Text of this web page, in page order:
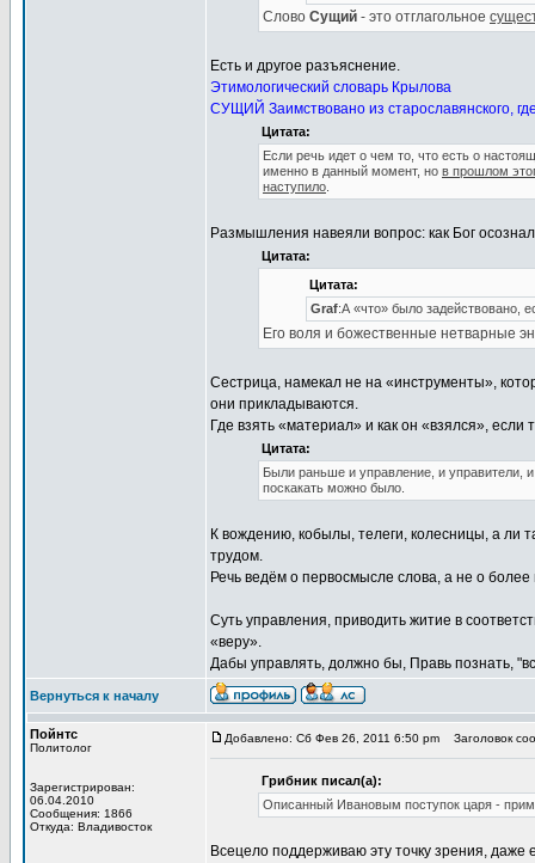
Слово Сущий - это отглагольное
Есть и другое разъяснение.
Этимологический словарь Крылова
СУЩИЙ Заимствовано из старославянского,
Цитата:
Если речь идет о чем то, что есть о
именно в данный момент, но в прошлом
наступило
Размышления навеяли вопрос: как Бог
Цитата:
Цитата:
Graf:А «что» было задействовано,
Его воля и божественные нетварные
Сестрица, намекал не на «инструменты»,
они прикладываются.
Где взять «материал» и как он «взялся», если
Цитата:
Были раньше и управление, и управители,
поскакать можно было.
К вождению, кобылы, телеги, колесницы, а ли
трудом.
Речь ведём о первосмысле слова, а не о
Суть управления, приводить житие в
«веру».
Дабы управлять, должно бы, Правь познать,
Вернуться к началу
Пойнтс
Политолог
Зарегистрирован:
06.04.2010
Сообщения: 1866
Откуда: Владивосток
Добавлено: Сб Фев 26, 2011 6:50 pm Заголовок
Грибник писал(а):
Описанный Ивановым поступок царя -
Всецело поддерживаю эту точку зрения,